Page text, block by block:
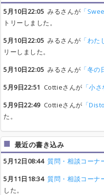
5月10日22:05 みるさんが 「
トリーしました。
5月10日22:05 みるさんが 「わ
リーしました。
5月10日22:05 みるさんが 「冬の
5月9日22:51 Cottieさんが 「小さ
5月9日22:49Cottieさんが 「
た。
最近の書き込み
5月12日08:44 質問・相談コーナ
5月11日18:34 質問・相談コーナ
した。